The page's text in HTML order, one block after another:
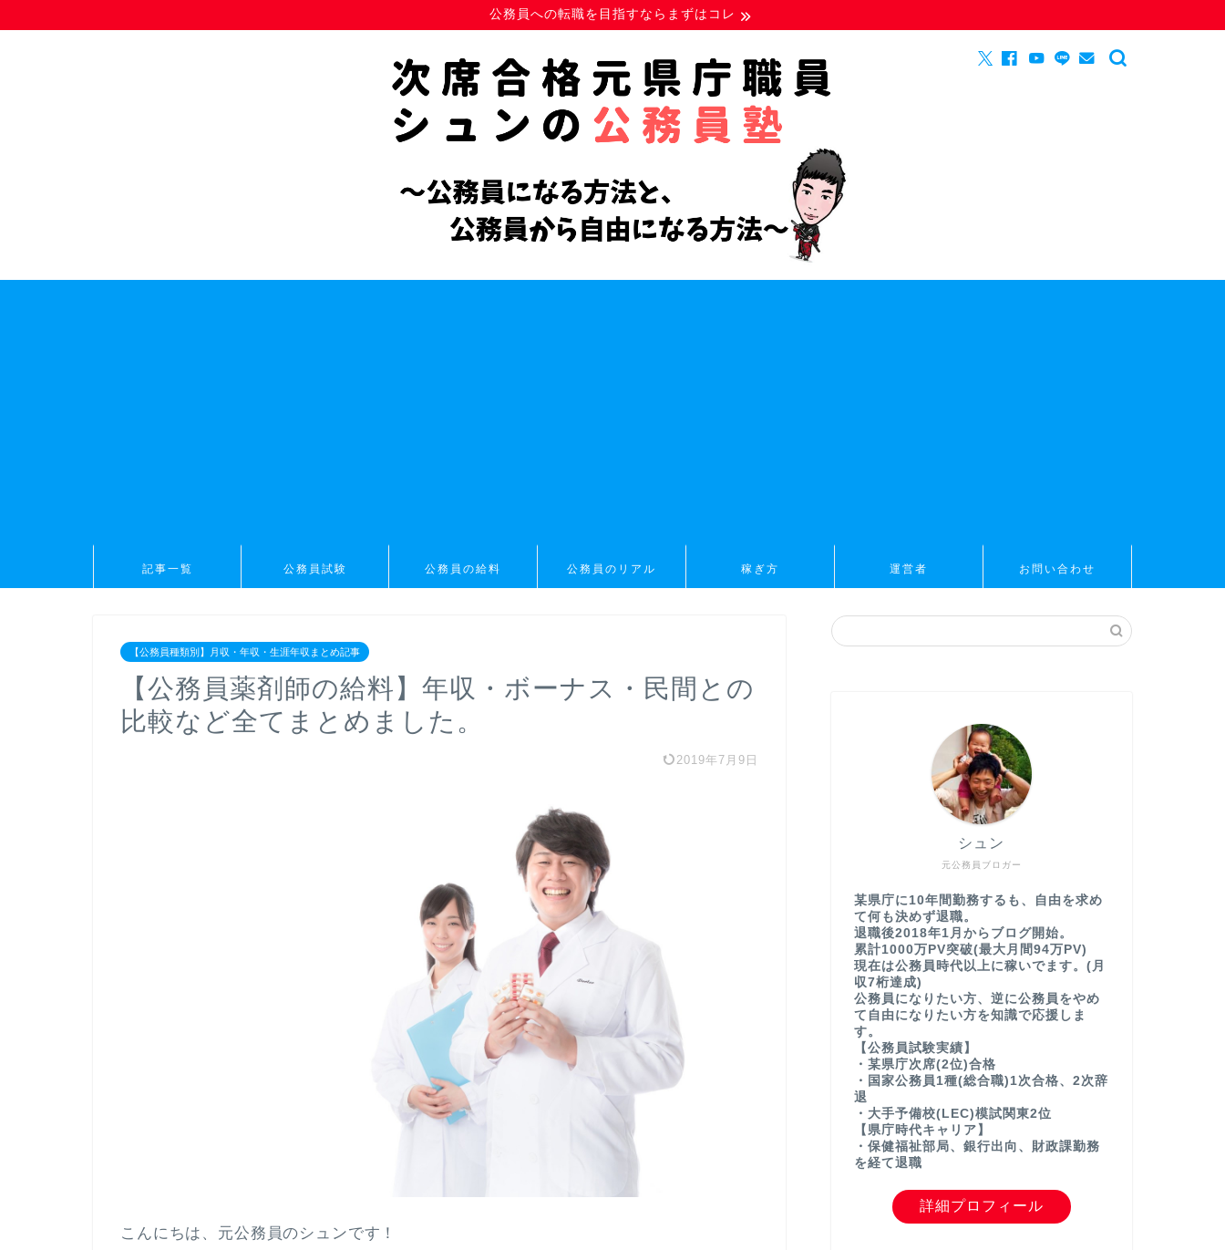
公務員への転職を目指すならまずはコレ
記事一覧 公務員試験 公務員の給料 公務員のリアル 稼ぎ方 運営者 お問い合わせ
【公務員種類別】月収・年収・生涯年収まとめ記事
【公務員薬剤師の給料】年収・ボーナス・民間との
比較など全てまとめました。
2019年7月9日
こんにちは、元公務員のシュンです！
元公務員ブロガー
シュン
某県庁に10年間勤務するも、自由を求め
て何も決めず退職。
退職後2018年1月からブログ開始。
累計1000万PV突破(最大月間94万PV)
現在は公務員時代以上に稼いでます。(月
収7桁達成)
公務員になりたい方、逆に公務員をやめ
て自由になりたい方を知識で応援しま
す。
【公務員試験実績】
・某県庁次席(2位)合格
・国家公務員1種(総合職)1次合格、2次辞
退
・大手予備校(LEC)模試関東2位
【県庁時代キャリア】
・保健福祉部局、銀行出向、財政課勤務
を経て退職
詳細プロフィール